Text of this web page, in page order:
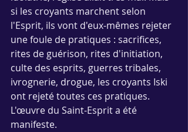
si les croyants marchent selon
l'Esprit, ils vont d'eux-mêmes rejeter
une foule de pratiques : sacrifices,
rites de guérison, rites d'initiation,
culte des esprits, guerres tribales,
ivrognerie, drogue, les croyants Iski
ont rejeté toutes ces pratiques.
L'œuvre du Saint-Esprit a été
manifeste.